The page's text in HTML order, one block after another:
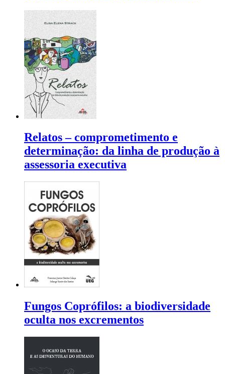
Relatos – comprometimento e
determinação: da linha de produção à
assessoria executiva
Fungos Coprófilos: a biodiversidade
oculta nos excrementos